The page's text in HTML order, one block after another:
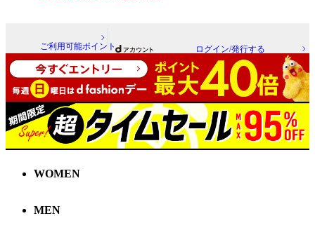
ご利用可能ポイント ログイン/発行する
WOMEN
MEN